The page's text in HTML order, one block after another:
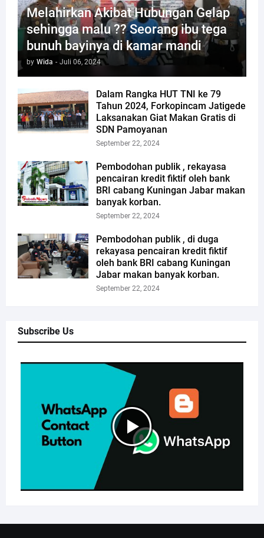
Melahirkan Akibat Hubungan Gelap
sehingga malu ?? Seorang ibu tega
bunuh bayinya di kamar mandi
by Wida - Juli 06, 2024
Dalam Rangka HUT TNI ke 79
Tahun 2024, Forkopincam Jatigede
Laksanakan Giat Makan Gratis di
SDN Pamoyanan
September 22, 2024
Pembodohan publik , rekayasa
pencairan kredit fiktif oleh bank
BRI cabang Kuningan Jabar makan
banyak korban.
September 22, 2024
Pembodohan publik , di duga
rekayasa pencairan kredit fiktif
oleh bank BRI cabang Kuningan
Jabar makan banyak korban.
September 22, 2024
Subscribe Us